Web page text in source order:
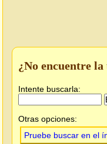
¿No encuentre
Intente buscarla:
Otras opciones:
Pruebe buscar en el